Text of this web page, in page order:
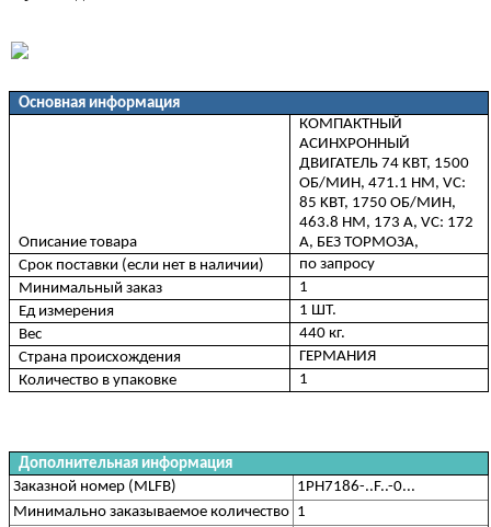
Основная информация
Описание товара
КОМПАКТНЫЙ
АСИНХРОННЫЙ
ДВИГАТЕЛЬ 74 KВТ, 1500
ОБ/МИН, 471.1 НM, VC:
85 KВТ, 1750 ОБ/МИН,
463.8 НM, 173 A, VC: 172
A, БЕЗ ТОРМОЗА,
Срок поставки (если нет в наличии)
по запросу
Минимальный заказ
1
Ед измерения
1 ШТ.
Вес
440 кг.
Страна происхождения
ГЕРМАНИЯ
Количество в упаковке
1
Дополнительная информация
Заказной номер (MLFB)
1PH7186-..F..-0...
Минимально заказываемое количество 1